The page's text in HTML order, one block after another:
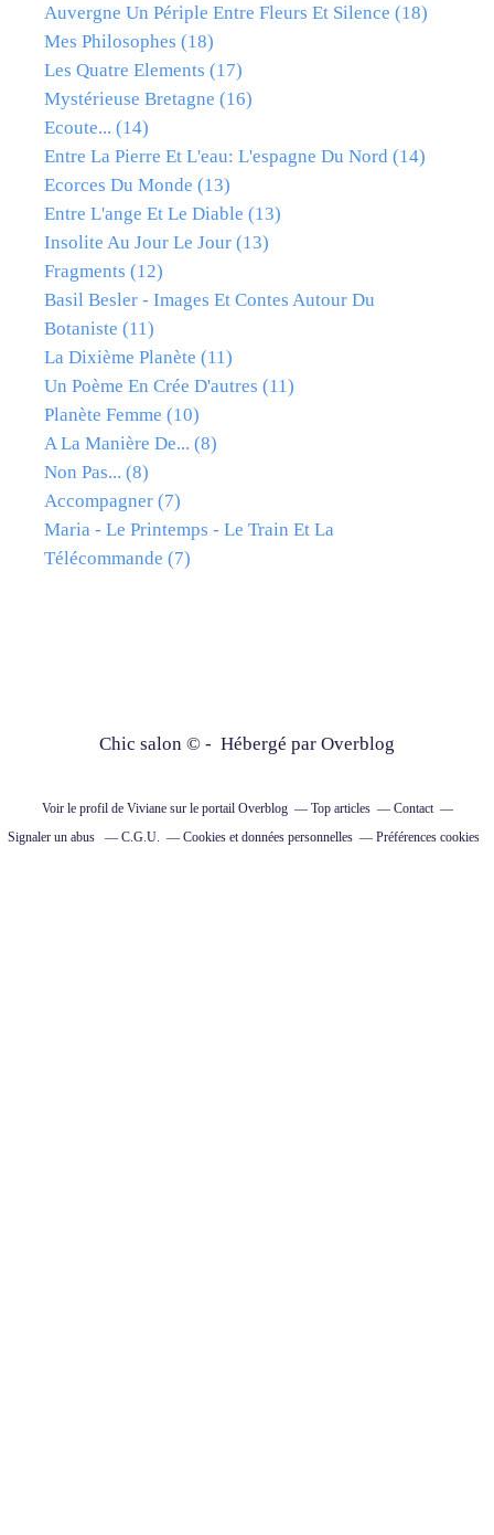
Auvergne Un Périple Entre Fleurs Et Silence (18)
Mes Philosophes (18)
Les Quatre Elements (17)
Mystérieuse Bretagne (16)
Ecoute... (14)
Entre La Pierre Et L'eau: L'espagne Du Nord (14)
Ecorces Du Monde (13)
Entre L'ange Et Le Diable (13)
Insolite Au Jour Le Jour (13)
Fragments (12)
Basil Besler - Images Et Contes Autour Du
Botaniste (11)
La Dixième Planète (11)
Un Poème En Crée D'autres (11)
Planète Femme (10)
A La Manière De... (8)
Non Pas... (8)
Accompagner (7)
Maria - Le Printemps - Le Train Et La
Télécommande (7)
Chic salon © - Hébergé par Overblog
Voir le profil de Vivianesur le portail Overblog Top articles
Contact
Signaler un abus
C.G.U. Cookies et données personnelles Préférences cookies